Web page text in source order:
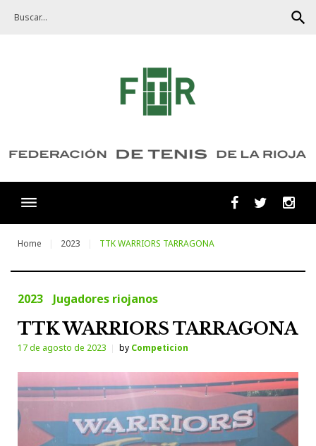
search
FacebookTwitter
Home 2023 TTK WARRIORS TARRAGONA
2023 Jugadores riojanos
TTK WARRIORS TARRAGONA
17 de agosto de 2023 by Competicion